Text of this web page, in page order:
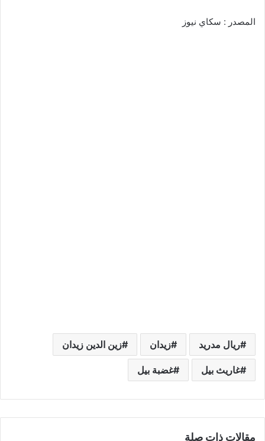
المصدر : سكاي نيوز
ريال مدريد زيدان زين الدين زيدان
غاريث بيل غضبة بيل
مقالات ذات صلة